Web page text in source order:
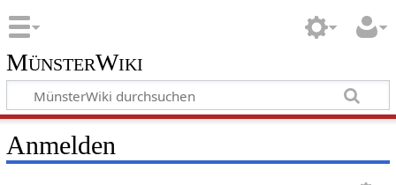
MünsterWiki
Anmelden